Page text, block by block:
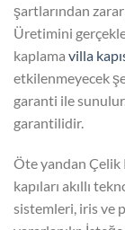
şartlarından
Üretimini
kaplama villa
etkilenmeyecek
garanti ile
garantilidir.
Öte yandan Çelik
kapıları akıllı
sistemleri, iris ve